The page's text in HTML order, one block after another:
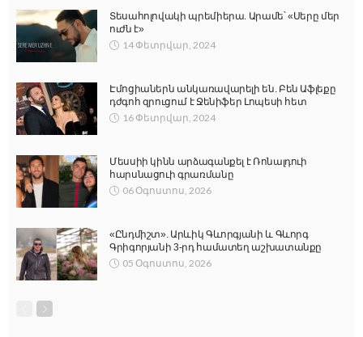
Տեսահոլովակի պրեմիերա. Արամե՝ «Սերը մեր
ուժն է»
14 Փետրվար, 2024
Էմոցիաներն անկառավարելի են. Բեն Աֆլեքը
դժգոհ զրուցում է Ջենիֆեր Լոպեսի հետ
16 Փետրվար, 2024
Մեսսիի կինն արձագանքել է Ռոնալդուի
հարսնացուի գրառմանը
06 Օգոստոս, 2026
«Ընդմիշտ». Արևիկ Գևորգյանի և Գևորգ
Գրիգորյանի 3-րդ համատեղ աշխատանքը
05 Օգոստոս, 2026